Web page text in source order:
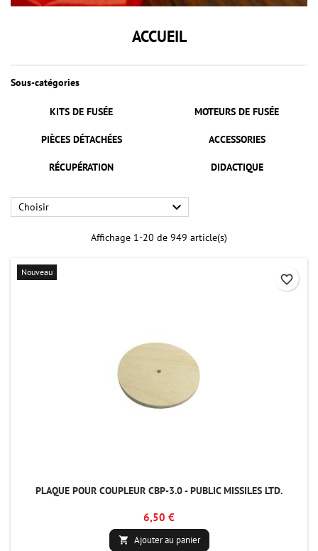
ACCUEIL
Sous-catégories
KITS DE FUSÉE MOTEURS DE FUSÉE
PIÈCES DÉTACHÉES ACCESSORIES
RÉCUPÉRATION DIDACTIQUE
Choisir 
Affichage 1-20 de 949 article(s)
Nouveau
PLAQUE POUR COUPLEUR CBP-3.0 - PUBLIC MISSILES LTD.
6,50 €
 Ajouter au panier
favorite_border